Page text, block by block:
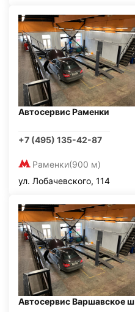
Автосервис Раменки
+7 (495) 135-42-87
Раменки(900 м)
ул. Лобачевского, 114
Автосервис Варшавское ш